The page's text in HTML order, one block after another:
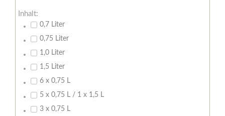
Inhalt:
0,7 Liter
0,75 Liter
1,0 Liter
1,5 Liter
6 x 0,75 L
5 x 0,75 L / 1 x 1,5 L
3 x 0,75 L